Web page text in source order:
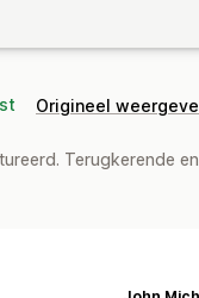
Origineel
Terugkerende